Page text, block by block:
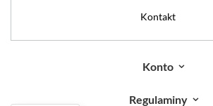
Kontakt
Konto
Regulaminy